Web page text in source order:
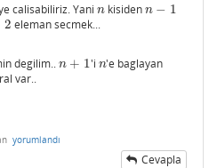
calisabiliriz. Yani n
nkisiden n − 1
n−1
2 eleman secmek...
degilim.. n + 1
n+1 'i n
n'e baglayan
var..
yorumlandı
Cevapla